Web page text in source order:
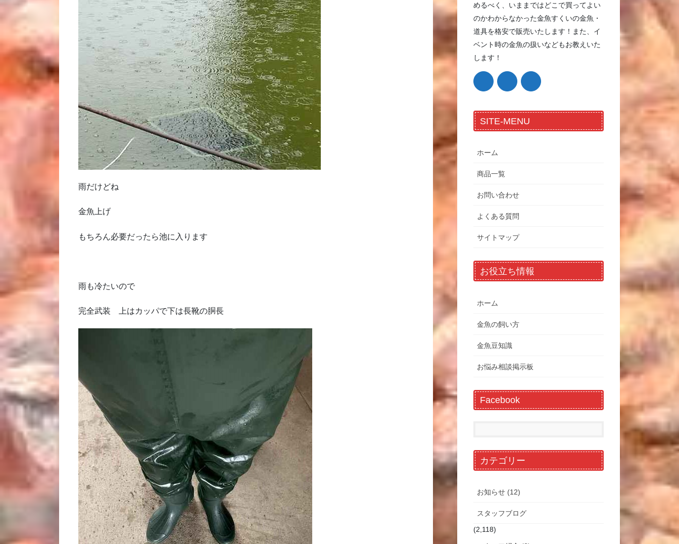
雨だけどね
金魚上げ
もちろん必要だったら池に入ります
雨も冷たいので
完全武装 上はカッパで下は長靴の胴長
めるべく、いままではどこで買ってよい
のかわからなかった金魚すくいの金魚・
道具を格安で販売いたします！また、イ
ベント時の金魚の扱いなどもお教えいた
します！
SITE-MENU
ホーム
商品一覧
お問い合わせ
よくある質問
サイトマップ
お役立ち情報
ホーム
金魚の飼い方
金魚豆知識
お悩み相談掲示板
Facebook
カテゴリー
お知らせ (12)
スタッフブログ
(2,118)